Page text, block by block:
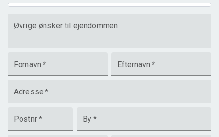
Øvrige ønsker til ejendommen
Fornavn * Efternavn *
Adresse *
Postnr* By *